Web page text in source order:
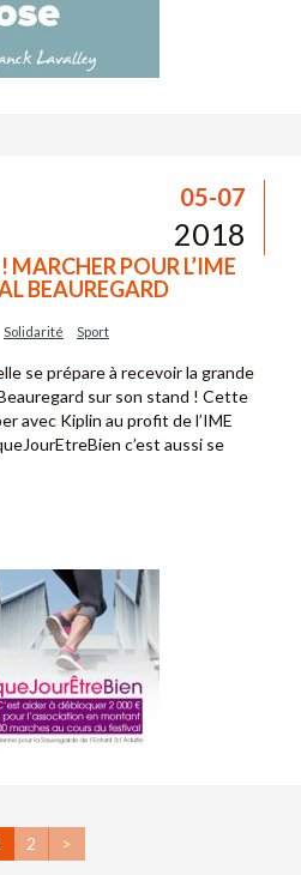
05-07
2018
MARCHER POUR L’IME
BEAUREGARD
Solidarité Sport
se prépare à recevoir la grande
sur son stand ! Cette
avec Kiplin au profit de l’IME
c’est aussi se
2 >